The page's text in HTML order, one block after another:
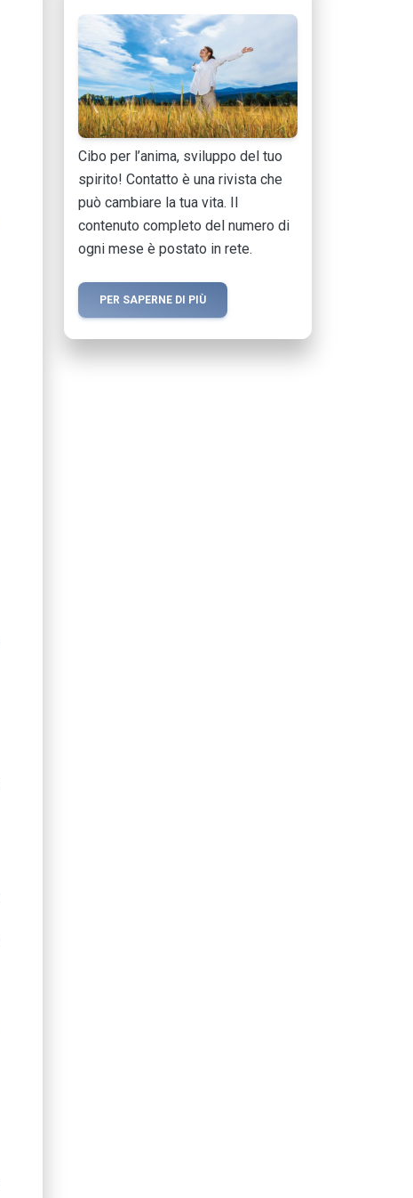
Cibo per l’anima, sviluppo del tuo
spirito! Contatto è una rivista che
può cambiare la tua vita. Il
contenuto completo del numero di
ogni mese è postato in rete.
PER SAPERNE DI PIÙ